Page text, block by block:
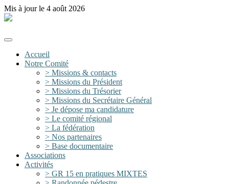
Mis à jour le 4 août 2026
Accueil
Notre Comité
> Missions & contacts
> Missions du Président
> Missions du Trésorier
> Missions du Secrétaire Général
> Je dépose ma candidature
> Le comité régional
> La fédération
> Nos partenaires
> Base documentaire
Associations
Activités
> GR 15 en pratiques MIXTES